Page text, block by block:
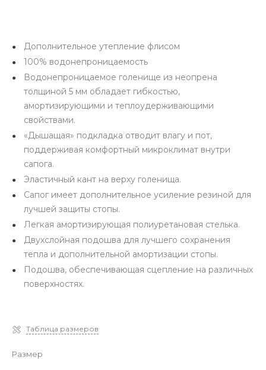
Дополнительное утепление флисом
100% водонепроницаемость
Водонепроницаемое голенище из неопрена
толщиной 5 мм обладает гибкостью,
амортизирующими и теплоудерживающими
свойствами.
«Дышащая» подкладка отводит влагу и пот,
поддерживая комфортный микроклимат внутри
сапога.
Эластичный кант на верху голенища.
Сапог имеет дополнительное усиление резиной для
лучшей защиты стопы.
Легкая амортизирующая полиуретановая стелька.
Двухслойная подошва для лучшего сохранения
тепла и дополнительной амортизации стопы.
Подошва, обеспечивающая сцепление на различных
поверхностях.
Таблица размеров
Размер